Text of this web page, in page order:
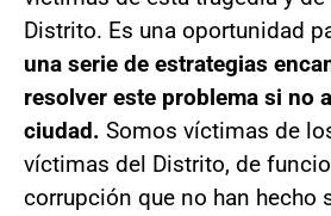
Distrito. Es una oportunidad
una serie de estrategias
resolver este problema si no
ciudad. Somos víctimas de
víctimas del Distrito, de
corrupción que no han hecho